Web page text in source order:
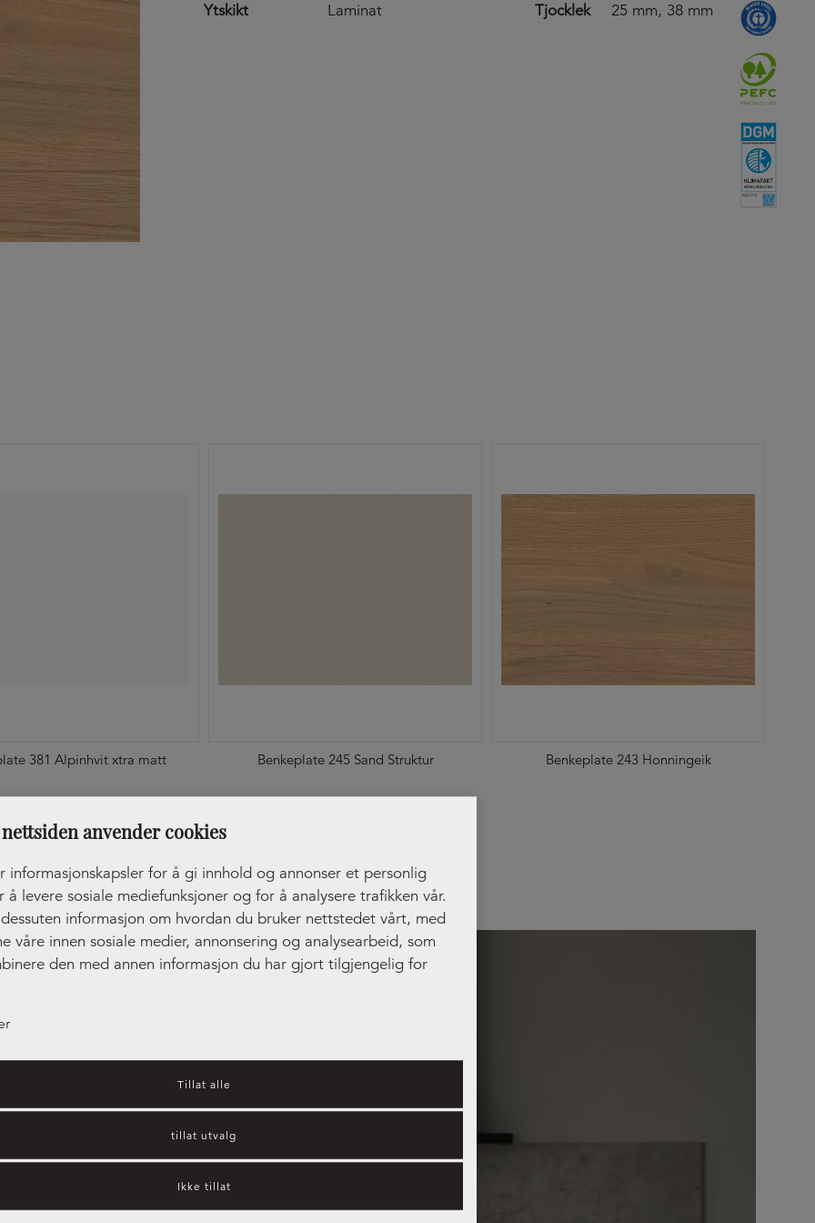
anvender cookies
informasjonskapsler for å gi innhold og annonser et personlig
å levere sosiale mediefunksjoner og for å analysere trafikken vår.
informasjon om hvordan du bruker nettstedet vårt, med
våre innen sosiale medier, annonsering og analysearbeid, som
den med annen informasjon du har gjort tilgjengelig for
Tillat alle
tillat utvalg
Ikke tillat
Ytskikt Laminat Tjocklek 25 mm, 38 mm
381 Alpinhvit xtra matt Benkeplate 245 Sand Struktur Benkeplate 243 Honningeik
– Benkeplater i kompositt og
andre materialer